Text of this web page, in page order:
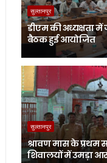
सुल्तानपुर
डीएम की अध्यक्षता
बैठक हुई आयोजित
सुल्तानपुर
श्रावण मास के प्रथम
शिवालयों में उमड़ा